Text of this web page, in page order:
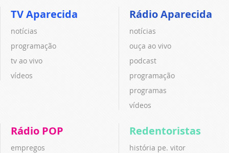
TV Aparecida
notícias
programação
tv ao vivo
vídeos
Rádio Aparecida
notícias
ouça ao vivo
podcast
programação
programas
vídeos
Rádio POP
empregos
Redentoristas
história pe. vitor